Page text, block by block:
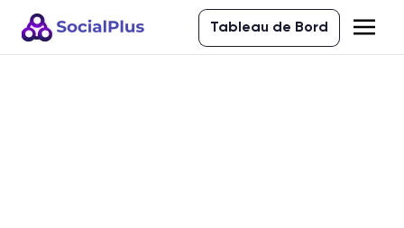
Tableau de Bord